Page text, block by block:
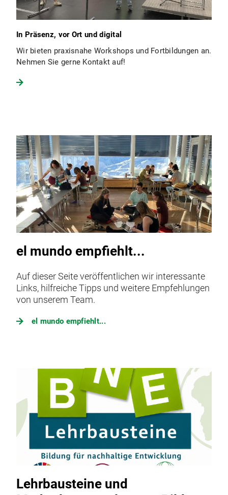
In Präsenz, vor Ort und digital
Wir bieten praxisnahe Workshops und Fortbildungen an.
Nehmen Sie gerne Kontakt auf!
el mundo empfiehlt...
Auf dieser Seite veröffentlichen wir interessante
Links, hilfreiche Tipps und weitere Empfehlungen
von unserem Team.
el mundo empfiehlt...
Lehrbausteine und